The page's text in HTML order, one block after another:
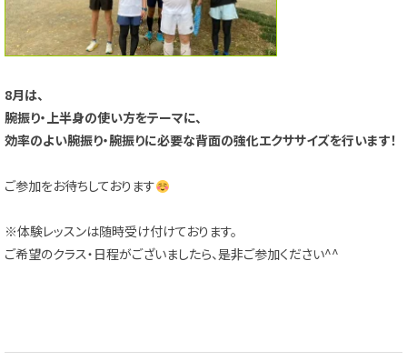
8月は、
腕振り・上半身の使い方をテーマに、
効率のよい腕振り・腕振りに必要な背面の強化エクササイズを行います！
ご参加をお待ちしております
※体験レッスンは随時受け付けております。
ご希望のクラス・日程がございましたら、是非ご参加ください^^